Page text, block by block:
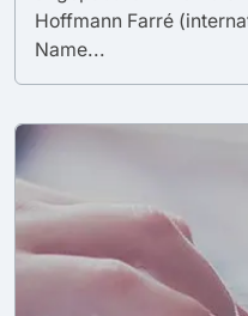
Hoffmann Farré
Name...